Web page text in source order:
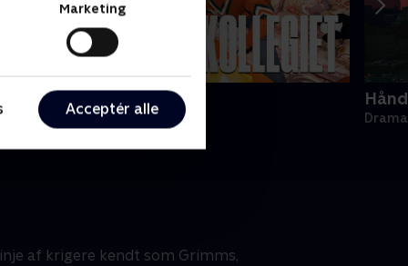
Marketing
Acceptér alle
Kollegiet
• 1 sæsoner
af krigere kendt som Grimms,